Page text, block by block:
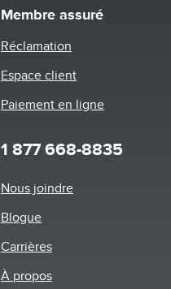
Membre assuré
Réclamation
Espace client
Paiement en ligne
1 877 668-8835
Footer
Nous joindre
Blogue
Carrières
À propos